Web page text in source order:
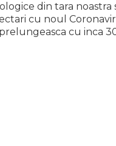
din tara noastra
cu noul
cu inca